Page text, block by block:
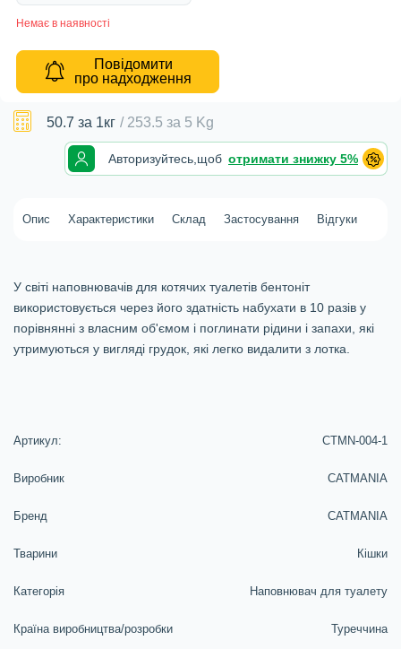
Немає в наявності
Повідомити
про надходження
50.7 за 1кг / 253.5 за 5 Kg
Авторизуйтесь, щоб отримати знижку 5%
Опис Характеристики Склад Застосування Відгуки
У світі наповнювачів для котячих туалетів бентоніт
використовується через його здатність набухати в 10 разів у
порівнянні з власним об'ємом і поглинати рідини і запахи, які
утримуються у вигляді грудок, які легко видалити з лотка.
Артикул: CTMN-004-1
Виробник CATMANIA
Бренд CATMANIA
Тварини Кішки
Категорія Наповнювач для туалету
Країна виробництва/розробки Туреччина